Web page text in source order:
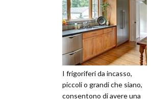
I frigoriferi da incasso,
piccoli o grandi che siano,
consentono di avere una